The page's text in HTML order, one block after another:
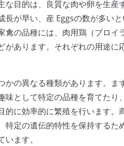
な目的は、良質な肉や卵を生産
長が早い、産 Eggsの数が多い
禽の品種には、肉用鶏（ブロイ
があります。それぞれの用途
かの異なる種類があります。ま
味として特定の品種を育てたり
的に効率的に繁殖を行います
特定の遺伝的特性を保持する
ます。